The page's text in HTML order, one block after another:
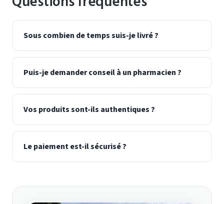
Sous combien de temps suis-je livré ?
Puis-je demander conseil à un pharmacien ?
Vos produits sont-ils authentiques ?
Le paiement est-il sécurisé ?